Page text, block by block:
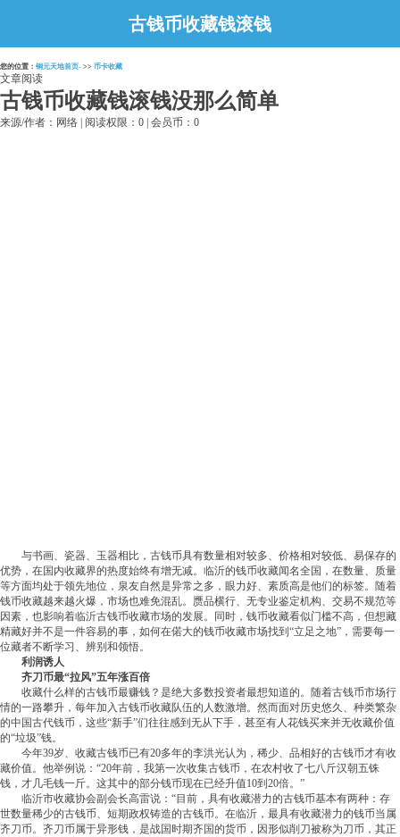
古钱币收藏钱滚钱
没那么简单
您的位置： 铜元天地首页- >> 币卡收藏
文章阅读
古钱币收藏钱滚钱没那么简单
来源/作者：网络 | 阅读权限：0 | 会员币：0
与书画、瓷器、玉器相比，古钱币具有数量相对较多、价格相对较低、易保存的
优势，在国内收藏界的热度始终有增无减。临沂的钱币收藏闻名全国，在数量、质量
等方面均处于领先地位，泉友自然是异常之多，眼力好、素质高是他们的标签。随着
钱币收藏越来越火爆，市场也难免混乱。赝品横行、无专业鉴定机构、交易不规范等
因素，也影响着临沂古钱币收藏市场的发展。同时，钱币收藏看似门槛不高，但想藏
精藏好并不是一件容易的事，如何在偌大的钱币收藏市场找到“立足之地”，需要每一
位藏者不断学习、辨别和领悟。
利润诱人
齐刀币最“拉风”五年涨百倍
收藏什么样的古钱币最赚钱？是绝大多数投资者最想知道的。随着古钱币市场行
情的一路攀升，每年加入古钱币收藏队伍的人数激增。然而面对历史悠久、种类繁杂
的中国古代钱币，这些“新手”们往往感到无从下手，甚至有人花钱买来并无收藏价值
的“垃圾”钱。
今年39岁、收藏古钱币已有20多年的李洪光认为，稀少、品相好的古钱币才有收
藏价值。他举例说：“20年前，我第一次收集古钱币，在农村收了七八斤汉朝五铢
钱，才几毛钱一斤。这其中的部分钱币现在已经升值10到20倍。”
临沂市收藏协会副会长高雷说：“目前，具有收藏潜力的古钱币基本有两种：存
世数量稀少的古钱币、短期政权铸造的古钱币。在临沂，最具有收藏潜力的钱币当属
齐刀币。齐刀币属于异形钱，是战国时期齐国的货币，因形似削刀被称为刀币，其正